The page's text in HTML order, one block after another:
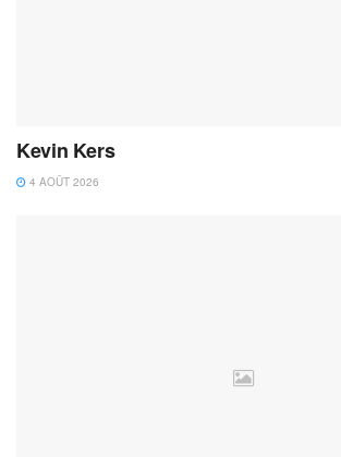
Kevin Kers
4 AOÛT 2026